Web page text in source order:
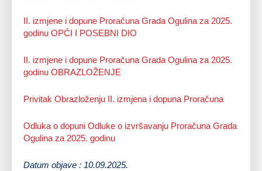
II. izmjene i dopune Proračuna Grada Ogulina za 2025.
godinu OPĆI I POSEBNI DIO
II. izmjene i dopune Proračuna Grada Ogulina za 2025.
godinu OBRAZLOŽENJE
Privitak Obrazloženju II. izmjena i dopuna Proračuna
Odluka o dopuni Odluke o izvršavanju Proračuna Grada
Ogulina za 2025. godinu
Datum objave : 10.09.2025.